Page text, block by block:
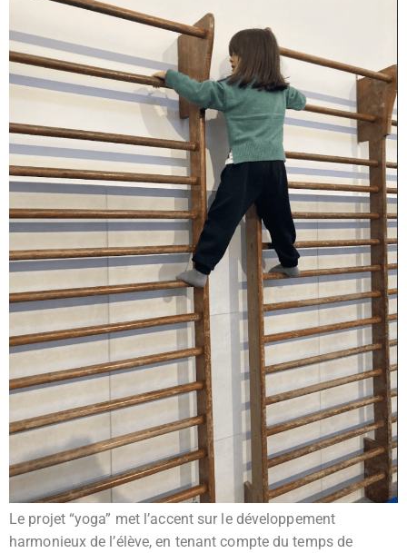
Le projet “yoga” met l’accent sur le développement
harmonieux de l’élève, en tenant compte du temps de